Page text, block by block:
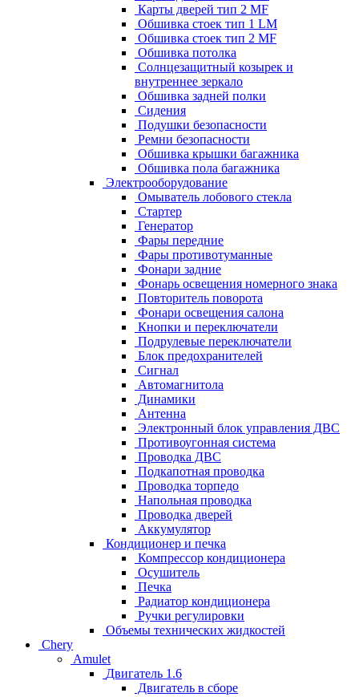
Карты дверей тип 2 MF
Обшивка стоек тип 1 LM
Обшивка стоек тип 2 MF
Обшивка потолка
Солнцезащитный козырек и
внутреннее зеркало
Обшивка задней полки
Сидения
Подушки безопасности
Ремни безопасности
Обшивка крышки багажника
Обшивка пола багажника
Электрооборудование
Омыватель лобового стекла
Стартер
Генератор
Фары передние
Фары противотуманные
Фонари задние
Фонарь освещения номерного знака
Повторитель поворота
Фонари освещения салона
Кнопки и переключатели
Подрулевые переключатели
Блок предохранителей
Сигнал
Автомагнитола
Динамики
Антенна
Электронный блок управления ДВС
Противоугонная система
Проводка ДВС
Подкапотная проводка
Проводка торпедо
Напольная проводка
Проводка дверей
Аккумулятор
Кондиционер и печка
Компрессор кондиционера
Осушитель
Печка
Радиатор кондиционера
Ручки регулировки
Объемы технических жидкостей
Chery
Amulet
Двигатель 1.6
Двигатель в сборе